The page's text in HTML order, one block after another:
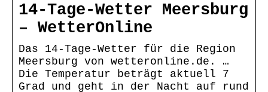
14-Tage-Wetter Meersburg
– WetterOnline
Das 14-Tage-Wetter für die Region
Meersburg von wetteronline.de. …
Die Temperatur beträgt aktuell 7
Grad und geht in der Nacht auf rund